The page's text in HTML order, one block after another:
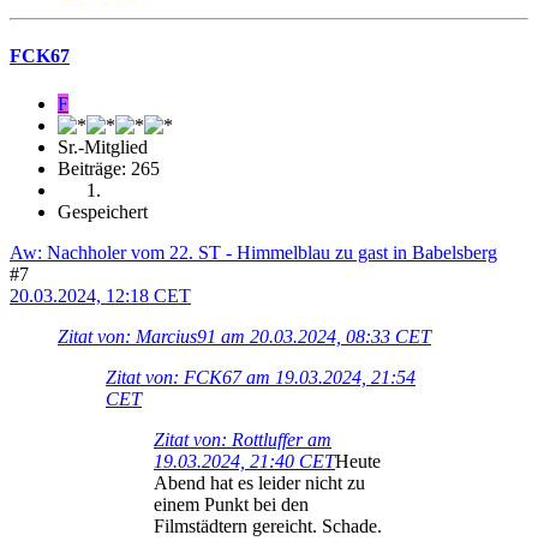
FCK67
F
Sr.-Mitglied
Beiträge: 265
Gespeichert
Aw: Nachholer vom 22. ST - Himmelblau zu gast in Babelsberg
#7
20.03.2024, 12:18 CET
Zitat von: Marcius91 am 20.03.2024, 08:33 CET
Zitat von: FCK67 am 19.03.2024, 21:54
CET
Zitat von: Rottluffer am
19.03.2024, 21:40 CETHeute
Abend hat es leider nicht zu
einem Punkt bei den
Filmstädtern gereicht. Schade.